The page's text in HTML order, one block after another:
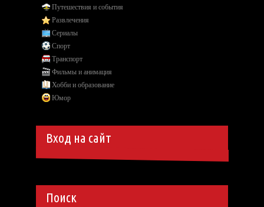
Путешествия и события
Развлечения
Сериалы
Спорт
Транспорт
Фильмы и анимация
Хобби и образование
Юмор
Вход на сайт
Поиск